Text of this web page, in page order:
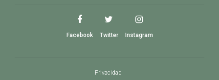
Facebook Twitter Instagram
Privacidad